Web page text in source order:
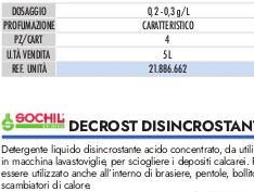
DOSAGGIO 0,2 - 0,3 g/L
PROFUMAZIONE CARATTERISTICO
PZ/CART
4
U.TÀ VENDITA 5 L
REF. UNITÀ 21.886.662
DECROST DISINCROST
Detergente liquido disincrostante acido concentrato, da
in macchina lavastoviglie, per sciogliere i depositi calcarei.
essere utilizzato anche all’interno di brasiere, pentole,
scambiatori di calore.